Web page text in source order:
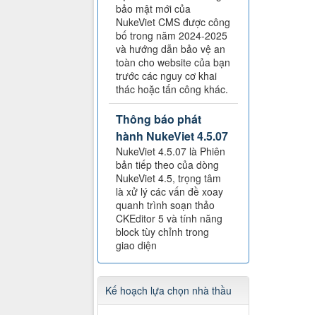
bảo mật mới của
NukeViet CMS được công
bố trong năm 2024-2025
và hướng dẫn bảo vệ an
toàn cho website của bạn
trước các nguy cơ khai
thác hoặc tấn công khác.
Thông báo phát
hành NukeViet 4.5.07
NukeViet 4.5.07 là Phiên
bản tiếp theo của dòng
NukeViet 4.5, trọng tâm
là xử lý các vấn đề xoay
quanh trình soạn thảo
CKEditor 5 và tính năng
block tùy chỉnh trong
giao diện
Kế hoạch lựa chọn nhà thầu